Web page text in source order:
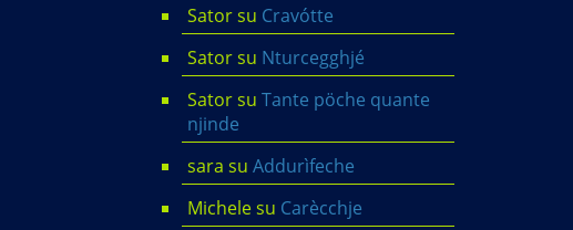
Satorsu Cravótte
Satorsu Nturcegghjé
Satorsu Tante pöche quante
njinde
sara su Addurìfeche
Michelesu Carècchje